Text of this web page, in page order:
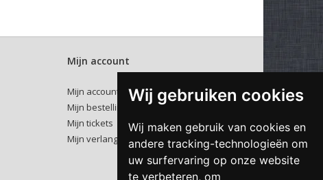
Wij gebruiken cookies
Wij maken gebruik van cookies en
andere tracking-technologieën om
uw surfervaring op onze website
te verbeteren, om
Mijn account
Mijn account
Mijn bestellingen
Mijn tickets
Mijn verlanglijst